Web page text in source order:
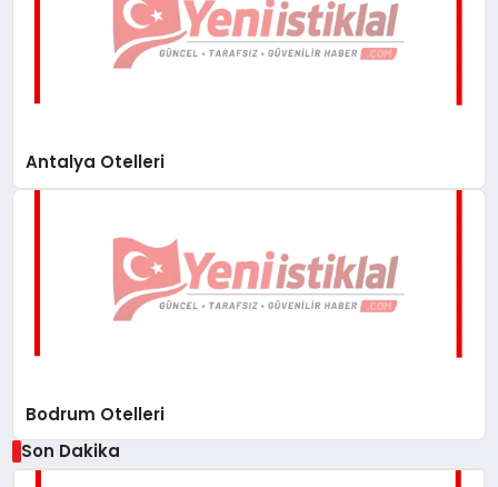
Antalya Otelleri
Bodrum Otelleri
Son Dakika